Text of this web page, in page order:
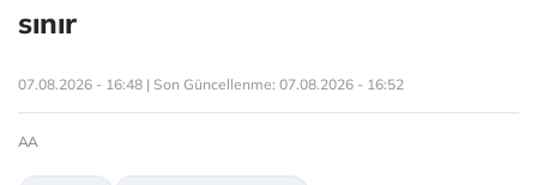
sınır
07.08.2026 - 16:48 | Son Güncellenme: 07.08.2026 - 16:52
AA